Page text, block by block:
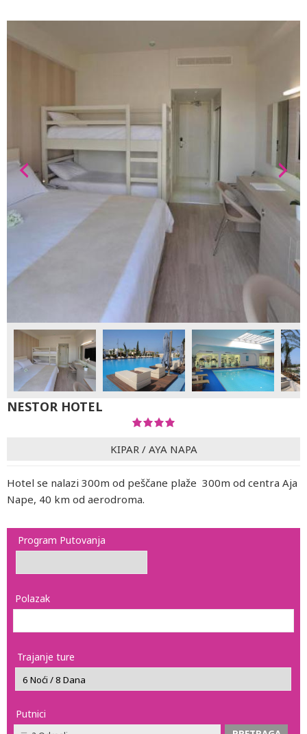
NESTOR HOTEL
KIPAR / AYA NAPA
Hotel se nalazi 300m od peščane plaže 300m od centra Aja
Nape, 40 km od aerodroma.
Program Putovanja
Polazak
Trajanje ture
Putnici